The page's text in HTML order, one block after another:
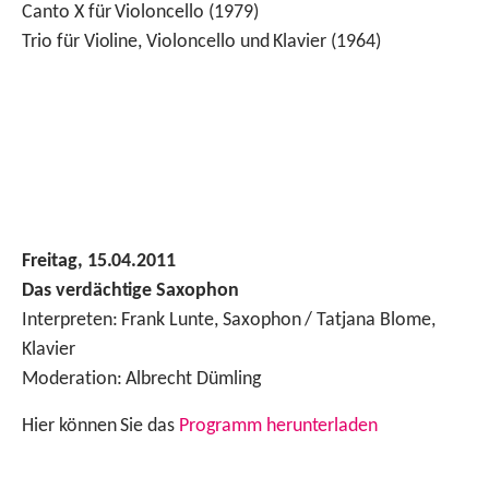
Canto X für Violoncello (1979)
Trio für Violine, Violoncello und Klavier (1964)
Freitag, 15.04.2011
Das verdächtige Saxophon
Interpreten: Frank Lunte, Saxophon / Tatjana Blome,
Klavier
Moderation: Albrecht Dümling
Hier können Sie das Programm herunterladen